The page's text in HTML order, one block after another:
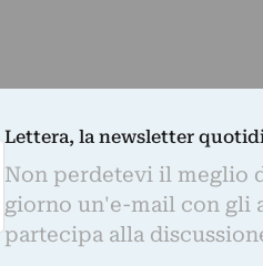
Body of Art
collettiva
(VE) 13/12/2016–28/02/2017
Lettera, la newsletter
Non perdetevi il meglio
giorno un'e-mail con gli
partecipa alla